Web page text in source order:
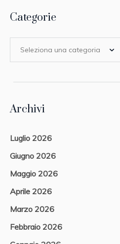
Categorie
Archivi
Luglio 2026
Giugno 2026
Maggio 2026
Aprile 2026
Marzo 2026
Febbraio 2026